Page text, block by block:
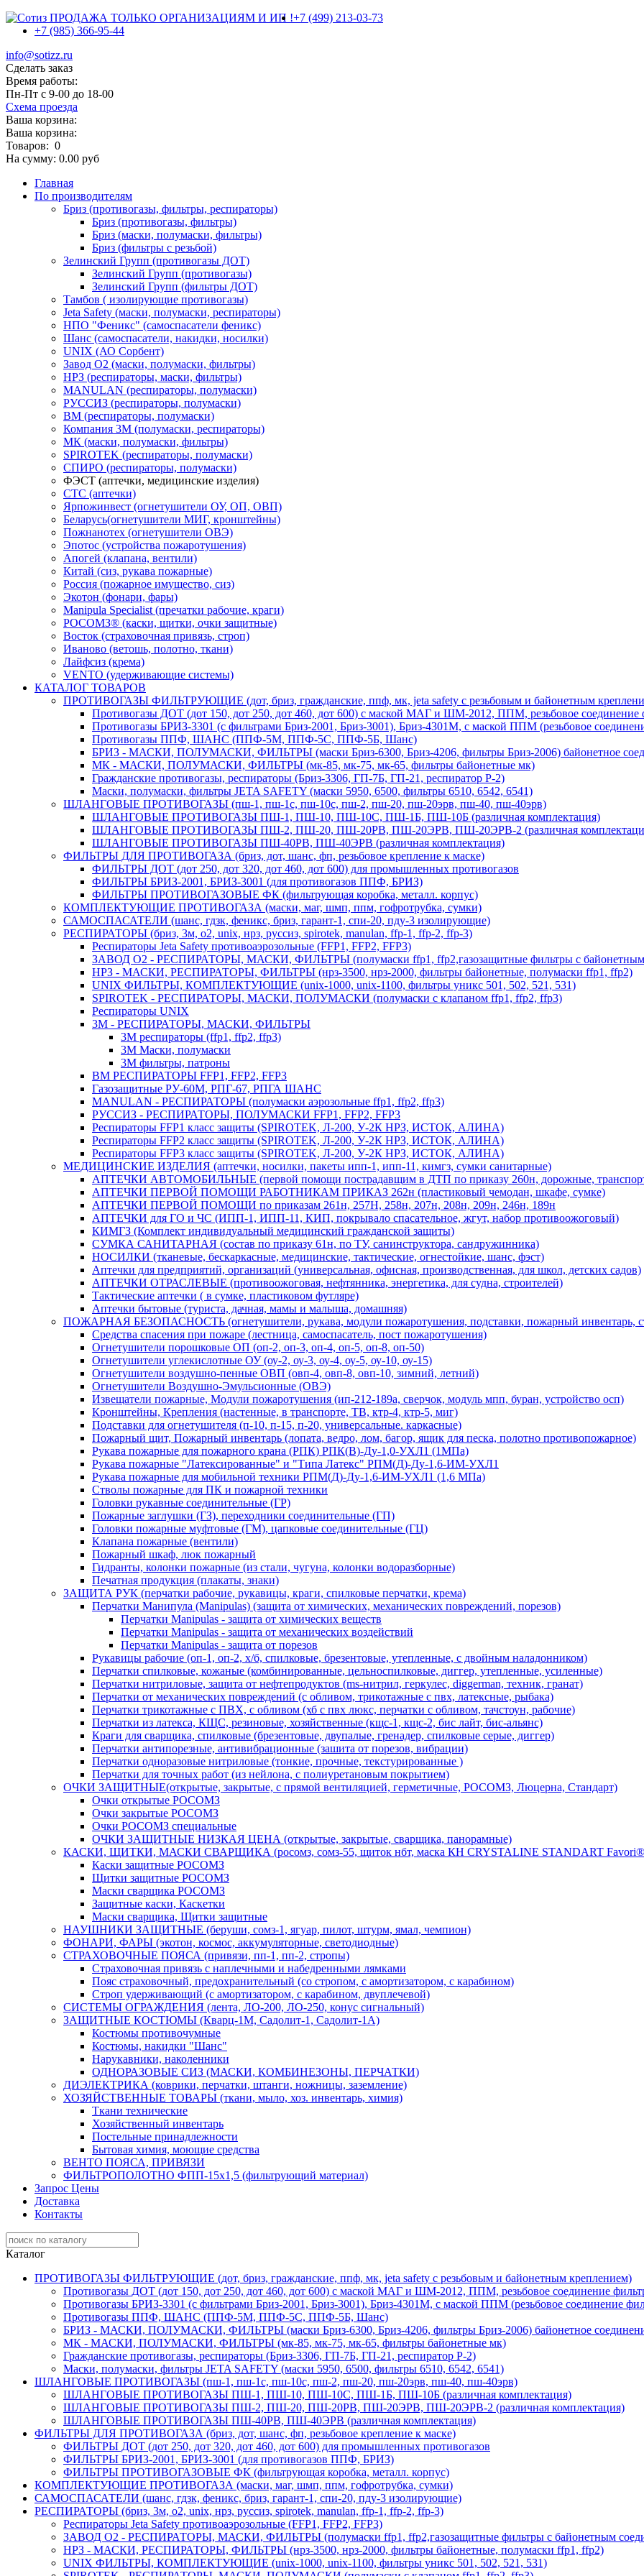
ПРОДАЖА ТОЛЬКО ОРГАНИЗАЦИЯМ И ИП !+7 (499) 213-03-73
+7 (985) 366-95-44
info@sotizz.ru
Сделать заказ
Время работы:
Пн-Пт с 9-00 до 18-00
Схема проезда
Ваша корзина:
Ваша корзина:
Товаров: 0
На сумму: 0.00 руб
Главная
По производителям
Бриз (противогазы, фильтры, респираторы)
Бриз (противогазы, фильтры)
Бриз (маски, полумаски, фильтры)
Бриз (фильтры с резьбой)
Зелинский Групп (противогазы ДОТ)
Зелинский Групп (противогазы)
Зелинский Групп (фильтры ДОТ)
Тамбов ( изолирующие противогазы)
Jeta Safety (маски, полумаски, респираторы)
НПО "Феникс" (самоспасатели феникс)
Шанс (самоспасатели, накидки, носилки)
UNIX (АО Сорбент)
Завод О2 (маски, полумаски, фильтры)
НРЗ (респираторы, маски, фильтры)
MANULAN (респираторы, полумаски)
РУССИЗ (респираторы, полумаски)
ВМ (респираторы, полумаски)
Компания 3М (полумаски, респираторы)
МК (маски, полумаски, фильтры)
SPIROTEK (респираторы, полумаски)
СПИРО (респираторы, полумаски)
ФЭСТ (аптечки, медицинские изделия)
СТС (аптечки)
Ярпожинвест (огнетушители ОУ, ОП, ОВП)
Беларусь(огнетушители МИГ, кронштейны)
Пожнанотех (огнетушители ОВЭ)
Эпотос (устройства пожаротушения)
Апогей (клапана, вентили)
Китай (сиз, рукава пожарные)
Россия (пожарное имущество, сиз)
Экотон (фонари, фары)
Manipula Specialist (пречатки рабочие, краги)
РОСОМЗ® (каски, щитки, очки защитные)
Восток (страховочная привязь, строп)
Иваново (ветошь, полотно, ткани)
Лайфсиз (крема)
VENTO (удерживающие системы)
КАТАЛОГ ТОВАРОВ
ПРОТИВОГАЗЫ ФИЛЬТРУЮЩИЕ (дот, бриз, гражданские, ппф, мк, jeta safety с резьбовым и байонетным
Противогазы ДОТ (дот 150, дот 250, дот 460, дот 600) с маской МАГ и ШМ-2012, ППМ, резьбовое соединение
Противогазы БРИЗ-3301 (с фильтрами Бриз-2001, Бриз-3001), Бриз-4301М, с маской ППМ (резьбовое
Противогазы ППФ, ШАНС (ППФ-5М, ППФ-5С, ППФ-5Б, Шанс)
БРИЗ - МАСКИ, ПОЛУМАСКИ, ФИЛЬТРЫ (маски Бриз-6300, Бриз-4206, фильтры Бриз-2006) байонетное
МК - МАСКИ, ПОЛУМАСКИ, ФИЛЬТРЫ (мк-85, мк-75, мк-65, фильтры байонетные мк)
Гражданские противогазы, респираторы (Бриз-3306, ГП-7Б, ГП-21, респиратор Р-2)
Маски, полумаски, фильтры JETA SAFETY (маски 5950, 6500, фильтры 6510, 6542, 6541)
ШЛАНГОВЫЕ ПРОТИВОГАЗЫ (пш-1, пш-1с, пш-10с, пш-2, пш-20, пш-20эрв, пш-40, пш-40эрв)
ШЛАНГОВЫЕ ПРОТИВОГАЗЫ ПШ-1, ПШ-10, ПШ-10С, ПШ-1Б, ПШ-10Б (различная комплектация)
ШЛАНГОВЫЕ ПРОТИВОГАЗЫ ПШ-2, ПШ-20, ПШ-20РВ, ПШ-20ЭРВ, ПШ-20ЭРВ-2 (различная
ШЛАНГОВЫЕ ПРОТИВОГАЗЫ ПШ-40РВ, ПШ-40ЭРВ (различная комплектация)
ФИЛЬТРЫ ДЛЯ ПРОТИВОГАЗА (бриз, дот, шанс, фп, резьбовое крепление к маске)
ФИЛЬТРЫ ДОТ (дот 250, дот 320, дот 460, дот 600) для промышленных противогазов
ФИЛЬТРЫ БРИЗ-2001, БРИЗ-3001 (для противогазов ППФ, БРИЗ)
ФИЛЬТРЫ ПРОТИВОГАЗОВЫЕ ФК (фильтрующая коробка, металл. корпус)
КОМПЛЕКТУЮЩИЕ ПРОТИВОГАЗА (маски, маг, шмп, ппм, гофротрубка, сумки)
САМОСПАСАТЕЛИ (шанс, гдзк, феникс, бриз, гарант-1, спи-20, пду-3 изолирующие)
РЕСПИРАТОРЫ (бриз, 3м, o2, unix, нрз, руссиз, spirotek, manulan, ffp-1, ffp-2, ffp-3)
Респираторы Jeta Safety противоаэрозольные (FFP1, FFP2, FFP3)
ЗАВОД О2 - РЕСПИРАТОРЫ, МАСКИ, ФИЛЬТРЫ (полумаски ffp1, ffp2,газозащитные фильтры с байонетным
НРЗ - МАСКИ, РЕСПИРАТОРЫ, ФИЛЬТРЫ (нрз-3500, нрз-2000, фильтры байонетные, полумаски ffp1, ffp2)
UNIX ФИЛЬТРЫ, КОМПЛЕКТУЮЩИЕ (unix-1000, unix-1100, фильтры уникс 501, 502, 521, 531)
SPIROTEK - РЕСПИРАТОРЫ, МАСКИ, ПОЛУМАСКИ (полумаски с клапаном ffp1, ffp2, ffp3)
Респираторы UNIX
3М - РЕСПИРАТОРЫ, МАСКИ, ФИЛЬТРЫ
3М респираторы (ffp1, ffp2, ffp3)
3М Маски, полумаски
3М фильтры, патроны
ВМ РЕСПИРАТОРЫ FFP1, FFP2, FFP3
Газозащитные РУ-60М, РПГ-67, РПГА ШАНС
MANULAN - РЕСПИРАТОРЫ (полумаски аэрозольные ffp1, ffp2, ffp3)
РУССИЗ - РЕСПИРАТОРЫ, ПОЛУМАСКИ FFP1, FFP2, FFP3
Респираторы FFP1 класс защиты (SPIROTEK, Л-200, У-2К НРЗ, ИСТОК, АЛИНА)
Респираторы FFP2 класс защиты (SPIROTEK, Л-200, У-2К НРЗ, ИСТОК, АЛИНА)
Респираторы FFP3 класс защиты (SPIROTEK, Л-200, У-2К НРЗ, ИСТОК, АЛИНА)
МЕДИЦИНСКИЕ ИЗДЕЛИЯ (аптечки, носилки, пакеты ипп-1, ипп-11, кимгз, сумки санитарные)
АПТЕЧКИ АВТОМОБИЛЬНЫЕ (первой помощи пострадавщим в ДТП по приказу 260н, дорожные,
АПТЕЧКИ ПЕРВОЙ ПОМОЩИ РАБОТНИКАМ ПРИКАЗ 262н (пластиковый чемодан, шкафе, сумке)
АПТЕЧКИ ПЕРВОЙ ПОМОЩИ по приказам 261н, 257Н, 258н, 207н, 208н, 209н, 246н, 189н
АПТЕЧКИ для ГО и ЧС (ИПП-1, ИПП-11, КИП, покрывало спасательное, жгут, набор противоожоговый)
КИМГЗ (Комплект индивидуальный медицинский гражданской защиты)
СУМКА САНИТАРНАЯ (состав по приказу 61н, по ТУ, санинструктора, сандружинника)
НОСИЛКИ (тканевые, бескаркасные, медицинские, тактические, огнестойкие, шанс, фэст)
Аптечки для предприятий, организаций (универсальная, офисная, производственная, для школ, детских садов)
АПТЕЧКИ ОТРАСЛЕВЫЕ (противоожоговая, нефтянника, энергетика, для судна, строителей)
Тактические аптечки ( в сумке, пластиковом футляре)
Аптечки бытовые (туриста, дачная, мамы и малыша, домашняя)
ПОЖАРНАЯ БЕЗОПАСНОСТЬ (огнетушители, рукава, модули пожаротушения, подставки, пожарный инвентарь,
Средства спасения при пожаре (лестница, самоспасатель, пост пожаротушения)
Огнетушители порошковые ОП (оп-2, оп-3, оп-4, оп-5, оп-8, оп-50)
Огнетушители углекислотные ОУ (оу-2, оу-3, оу-4, оу-5, оу-10, оу-15)
Огнетушители воздушно-пенные ОВП (овп-4, овп-8, овп-10, зимний, летний)
Огнетушители Воздушно-Эмульсионные (ОВЭ)
Извещатели пожарные, Модули пожаротушения (ип-212-189а, сверчок, модуль мпп, буран, устройство осп)
Кронштейны, Крепления (настенные, в транспорте, ТВ, ктр-4, ктр-5, миг)
Подставки для огнетушителя (п-10, п-15, п-20, универсальные. каркасные)
Пожарный щит, Пожарный инвентарь (лопата, ведро, лом, багор, ящик для песка, полотно противопожарное)
Рукава пожарные для пожарного крана (РПК) РПК(В)-Ду-1,0-УХЛ1 (1МПа)
Рукава пожарные "Латексированные" и "Типа Латекс" РПМ(Д)-Ду-1,6-ИМ-УХЛ1
Рукава пожарные для мобильной техники РПМ(Д)-Ду-1,6-ИМ-УХЛ1 (1,6 МПа)
Стволы пожарные для ПК и пожарной техники
Головки рукавные соединительные (ГР)
Пожарные заглушки (ГЗ), переходники соединительные (ГП)
Головки пожарные муфтовые (ГМ), цапковые соединительные (ГЦ)
Клапана пожарные (вентили)
Пожарный шкаф, люк пожарный
Гидранты, колонки пожарные (из стали, чугуна, колонки водоразборные)
Печатная продукция (плакаты, знаки)
ЗАЩИТА РУК (перчатки рабочие, рукавицы, краги, спилковые перчатки, крема)
Перчатки Манипула (Manipulas) (защита от химических, механических повреждений, порезов)
Перчатки Manipulas - защита от химических веществ
Перчатки Manipulas - защита от механических воздействий
Перчатки Manipulas - защита от порезов
Рукавицы рабочие (оп-1, оп-2, х/б, спилковые, брезентовые, утепленные, с двойным наладонником)
Перчатки спилковые, кожаные (комбинированные, цельноспилковые, диггер, утепленные, усиленные)
Перчатки нитриловые, защита от нефтепродуктов (ms-нитрил, геркулес, diggerman, техник, гранат)
Перчатки от механических повреждений (с обливом, трикотажные с пвх, латексные, рыбака)
Перчатки трикотажные с ПВХ, с обливом (хб с пвх люкс, перчатки с обливом, тачстоун, рабочие)
Перчатки из латекса, КЩС, резиновые, хозяйственные (кщс-1, кщс-2, бис лайт, бис-альянс)
Краги для сварщика, спилковые (брезентовые, двупалые, гренадер, спилковые серые, диггер)
Перчатки антипорезные, антивибрационные (зашита от порезов, вибрации)
Перчатки одноразовые нитриловые (тонкие, прочные, текстурированные )
Перчатки для точных работ (из нейлона, с полиуретановым покрытием)
ОЧКИ ЗАЩИТНЫЕ(открытые, закрытые, с прямой вентиляцией, герметичные, РОСОМЗ, Люцерна, Стандарт)
Очки открытые РОСОМЗ
Очки закрытые РОСОМЗ
Очки РОСОМЗ специальные
ОЧКИ ЗАЩИТНЫЕ НИЗКАЯ ЦЕНА (открытые, закрытые, сварщика, панорамные)
КАСКИ, ЩИТКИ, МАСКИ СВАРЩИКА (росомз, сомз-55, щиток нбт, маска КН CRYSTALINE STANDART
Каски защитные РОСОМЗ
Щитки защитные РОСОМЗ
Маски сварщика РОСОМЗ
Защитные каски, Каскетки
Маски сварщика, Щитки защитные
НАУШНИКИ ЗАЩИТНЫЕ (беруши, сомз-1, ягуар, пилот, штурм, ямал, чемпион)
ФОНАРИ, ФАРЫ (экотон, космос, аккумуляторные, светодиодные)
СТРАХОВОЧНЫЕ ПОЯСА (привязи, пп-1, пп-2, стропы)
Страховочная привязь с наплечными и набедренными лямками
Пояс страховочный, предохранительный (со стропом, с амортизатором, с карабином)
Строп удерживающий (с амортизатором, с карабином, двуплечевой)
СИСТЕМЫ ОГРАЖДЕНИЯ (лента, ЛО-200, ЛО-250, конус сигнальный)
ЗАЩИТНЫЕ КОСТЮМЫ (Кварц-1М, Садолит-1, Садолит-1А)
Костюмы противочумные
Костюмы, накидки "Шанс"
Нарукавники, наколенники
ОДНОРАЗОВЫЕ СИЗ (МАСКИ, КОМБИНЕЗОНЫ, ПЕРЧАТКИ)
ДИЭЛЕКТРИКА (коврики, перчатки, штанги, ножницы, заземление)
ХОЗЯЙСТВЕННЫЕ ТОВАРЫ (ткани, мыло, хоз. инвентарь, химия)
Ткани технические
Хозяйственный инвентарь
Постельные принадлежности
Бытовая химия, моющие средства
ВЕНТО ПОЯСА, ПРИВЯЗИ
ФИЛЬТРОПОЛОТНО ФПП-15х1,5 (фильтрующий материал)
Запрос Цены
Доставка
Контакты
Каталог
ПРОТИВОГАЗЫ ФИЛЬТРУЮЩИЕ (дот, бриз, гражданские, ппф, мк, jeta safety с резьбовым и байонетным креплением)
Противогазы ДОТ (дот 150, дот 250, дот 460, дот 600) с маской МАГ и ШМ-2012, ППМ, резьбовое соединение
Противогазы БРИЗ-3301 (с фильтрами Бриз-2001, Бриз-3001), Бриз-4301М, с маской ППМ (резьбовое соединение
Противогазы ППФ, ШАНС (ППФ-5М, ППФ-5С, ППФ-5Б, Шанс)
БРИЗ - МАСКИ, ПОЛУМАСКИ, ФИЛЬТРЫ (маски Бриз-6300, Бриз-4206, фильтры Бриз-2006) байонетное
МК - МАСКИ, ПОЛУМАСКИ, ФИЛЬТРЫ (мк-85, мк-75, мк-65, фильтры байонетные мк)
Гражданские противогазы, респираторы (Бриз-3306, ГП-7Б, ГП-21, респиратор Р-2)
Маски, полумаски, фильтры JETA SAFETY (маски 5950, 6500, фильтры 6510, 6542, 6541)
ШЛАНГОВЫЕ ПРОТИВОГАЗЫ (пш-1, пш-1с, пш-10с, пш-2, пш-20, пш-20эрв, пш-40, пш-40эрв)
ШЛАНГОВЫЕ ПРОТИВОГАЗЫ ПШ-1, ПШ-10, ПШ-10С, ПШ-1Б, ПШ-10Б (различная комплектация)
ШЛАНГОВЫЕ ПРОТИВОГАЗЫ ПШ-2, ПШ-20, ПШ-20РВ, ПШ-20ЭРВ, ПШ-20ЭРВ-2 (различная комплектация)
ШЛАНГОВЫЕ ПРОТИВОГАЗЫ ПШ-40РВ, ПШ-40ЭРВ (различная комплектация)
ФИЛЬТРЫ ДЛЯ ПРОТИВОГАЗА (бриз, дот, шанс, фп, резьбовое крепление к маске)
ФИЛЬТРЫ ДОТ (дот 250, дот 320, дот 460, дот 600) для промышленных противогазов
ФИЛЬТРЫ БРИЗ-2001, БРИЗ-3001 (для противогазов ППФ, БРИЗ)
ФИЛЬТРЫ ПРОТИВОГАЗОВЫЕ ФК (фильтрующая коробка, металл. корпус)
КОМПЛЕКТУЮЩИЕ ПРОТИВОГАЗА (маски, маг, шмп, ппм, гофротрубка, сумки)
САМОСПАСАТЕЛИ (шанс, гдзк, феникс, бриз, гарант-1, спи-20, пду-3 изолирующие)
РЕСПИРАТОРЫ (бриз, 3м, o2, unix, нрз, руссиз, spirotek, manulan, ffp-1, ffp-2, ffp-3)
Респираторы Jeta Safety противоаэрозольные (FFP1, FFP2, FFP3)
ЗАВОД О2 - РЕСПИРАТОРЫ, МАСКИ, ФИЛЬТРЫ (полумаски ffp1, ffp2,газозащитные фильтры с байонетным
НРЗ - МАСКИ, РЕСПИРАТОРЫ, ФИЛЬТРЫ (нрз-3500, нрз-2000, фильтры байонетные, полумаски ffp1, ffp2)
UNIX ФИЛЬТРЫ, КОМПЛЕКТУЮЩИЕ (unix-1000, unix-1100, фильтры уникс 501, 502, 521, 531)